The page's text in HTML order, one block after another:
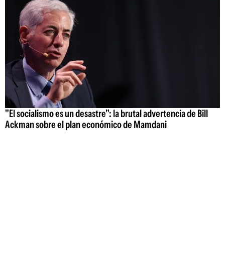
"El socialismo es un desastre": la brutal advertencia de Bill
Ackman sobre el plan económico de Mamdani